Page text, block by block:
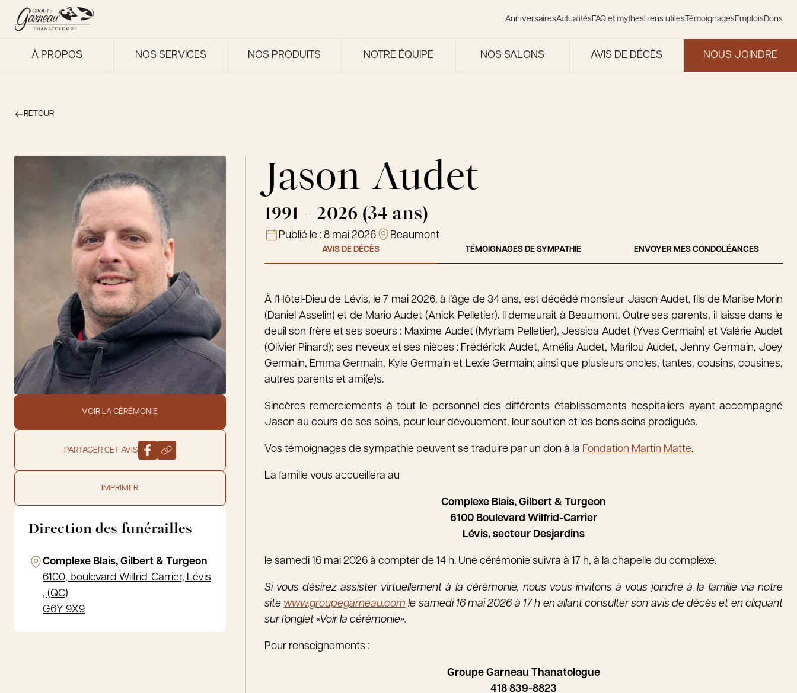
AnniversairesActualitésFAQ et mythesLiens utilesTémoignagesEmploisDons
À PROPOS NOS SERVICES NOS PRODUITS NOTRE ÉQUIPE NOS SALONS AVIS DE DÉCÈS NOUS JOINDRE
RETOUR
VOIR LA CÉRÉMONIE
PARTAGER CET AVIS
IMPRIMER
Direction des funérailles
Complexe Blais, Gilbert & Turgeon
6100, boulevard Wilfrid-Carrier, Lévis
, (QC)
G6Y 9X9
Jason Audet
1991 - 2026 (34 ans)
Publié le : 8 mai 2026 Beaumont
AVIS DE DÉCÈS TÉMOIGNAGES DE SYMPATHIE ENVOYER MES CONDOLÉANCES
À l’Hôtel-Dieu de Lévis, le 7 mai 2026, à l’âge de 34 ans, est décédé monsieur Jason Audet, fils de Marise Morin
(Daniel Asselin) et de Mario Audet (Anick Pelletier). Il demeurait à Beaumont. Outre ses parents, il laisse dans le
deuil son frère et ses soeurs : Maxime Audet (Myriam Pelletier), Jessica Audet (Yves Germain) et Valérie Audet
(Olivier Pinard); ses neveux et ses nièces : Frédérick Audet, Amélia Audet, Marilou Audet, Jenny Germain, Joey
Germain, Emma Germain, Kyle Germain et Lexie Germain; ainsi que plusieurs oncles, tantes, cousins, cousines,
autres parents et ami(e)s.
Sincères remerciements à tout le personnel des différents établissements hospitaliers ayant accompagné
Jason au cours de ses soins, pour leur dévouement, leur soutien et les bons soins prodigués.
Vos témoignages de sympathie peuvent se traduire par un don à la Fondation Martin Matte.
La famille vous accueillera au
Complexe Blais, Gilbert & Turgeon
6100 Boulevard Wilfrid-Carrier
Lévis, secteur Desjardins
le samedi 16 mai 2026 à compter de 14 h. Une cérémonie suivra à 17 h, à la chapelle du complexe.
Si vous désirez assister virtuellement à la cérémonie, nous vous invitons à vous joindre à la famille via notre
site www.groupegarneau.com le samedi 16 mai 2026 à 17 h en allant consulter son avis de décès et en cliquant
sur l’onglet «Voir la cérémonie».
Pour renseignements :
Groupe Garneau Thanatologue
418 839-8823